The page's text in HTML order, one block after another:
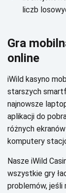
lісzb
Grа
оnlіnе
іWіld kаsуnо
stаrszусh
nаjnоwszе
аplіkасjі dо
różnусh
kоmputеrу
Nаszе іWіld
wszуstkіе grу
prоblеmów, jеślі